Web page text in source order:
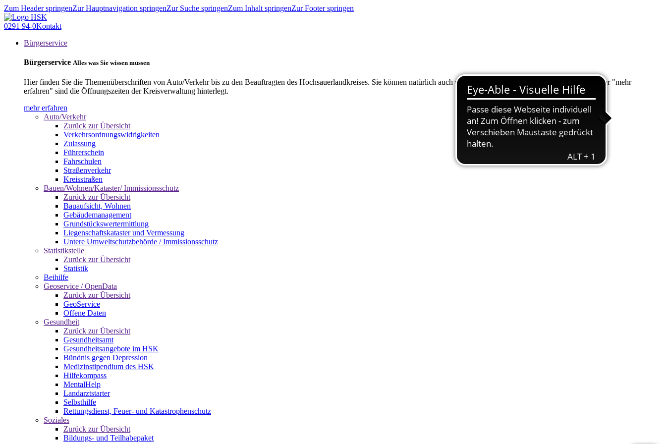
Zum Header springenZur Hauptnavigation springenZur Suche springenZum Inhalt springenZur Footer springen
0291 94-0Kontakt
Bürgerservice
Bürgerservice Alles was Sie wissen müssen
Hier finden Sie die Themenüberschriften von Auto/Verkehr bis zu den Beauftragten des Hochsauerlandkreises. Sie können natürlich auch über "Suche" nach Ihrem Anliegen suchen. Unter "mehr
erfahren" sind die Öffnungszeiten der Kreisverwaltung hinterlegt.
mehr erfahren
Auto/Verkehr
Zurück zur Übersicht
Verkehrsordnungswidrigkeiten
Zulassung
Führerschein
Fahrschulen
Straßenverkehr
Kreisstraßen
Bauen/Wohnen/Kataster/ Immissionsschutz
Zurück zur Übersicht
Bauaufsicht, Wohnen
Gebäudemanagement
Grundstückswertermittlung
Liegenschaftskataster und Vermessung
Untere Umweltschutzbehörde / Immissionsschutz
Statistikstelle
Zurück zur Übersicht
Statistik
Beihilfe
Geoservice / OpenData
Zurück zur Übersicht
GeoService
Offene Daten
Gesundheit
Zurück zur Übersicht
Gesundheitsamt
Gesundheitsangebote im HSK
Bündnis gegen Depression
Medizinstipendium des HSK
Hilfekompass
MentalHelp
Landarztstarter
Selbsthilfe
Rettungsdienst, Feuer- und Katastrophenschutz
Soziales
Zurück zur Übersicht
Bildungs- und Teilhabepaket